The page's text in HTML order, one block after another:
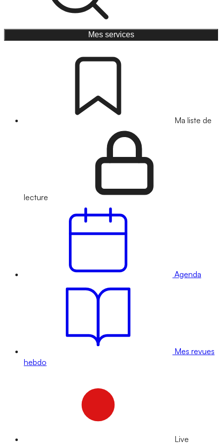
Mes services
Ma liste de
lecture
Agenda
Mes revues
hebdo
Live